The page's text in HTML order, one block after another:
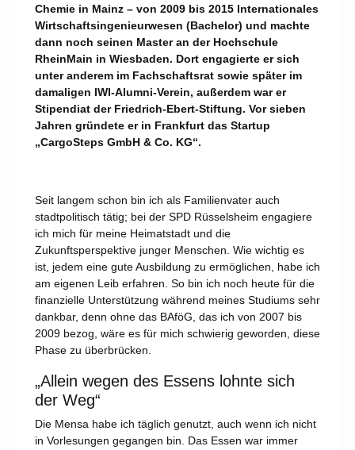
Chemie in Mainz – von 2009 bis 2015 Internationales
Wirtschaftsingenieurwesen (Bachelor) und machte
dann noch seinen Master an der Hochschule
RheinMain in Wiesbaden. Dort engagierte er sich
unter anderem im Fachschaftsrat sowie später im
damaligen IWI-Alumni-Verein, außerdem war er
Stipendiat der Friedrich-Ebert-Stiftung. Vor sieben
Jahren gründete er in Frankfurt das Startup
„CargoSteps GmbH & Co. KG“.
Seit langem schon bin ich als Familienvater auch
stadtpolitisch tätig; bei der SPD Rüsselsheim engagiere
ich mich für meine Heimatstadt und die
Zukunftsperspektive junger Menschen. Wie wichtig es
ist, jedem eine gute Ausbildung zu ermöglichen, habe ich
am eigenen Leib erfahren. So bin ich noch heute für die
finanzielle Unterstützung während meines Studiums sehr
dankbar, denn ohne das BAföG, das ich von 2007 bis
2009 bezog, wäre es für mich schwierig geworden, diese
Phase zu überbrücken.
„Allein wegen des Essens lohnte sich
der Weg“
Die Mensa habe ich täglich genutzt, auch wenn ich nicht
in Vorlesungen gegangen bin. Das Essen war immer